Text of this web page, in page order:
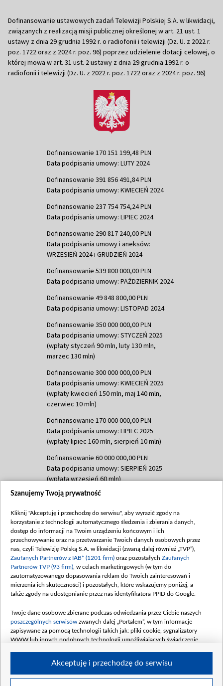
Dofinansowanie ustawowych zadań Telewizji Polskiej S.A. w likwidacji,
związanych z realizacją misji publicznej określonej w art. 21 ust. 1
ustawy z dnia 29 grudnia 1992 r. o radiofonii i telewizji (Dz. U. z 2022 r.
poz. 1722 oraz z 2024 r. poz. 96) poprzez udzielenie dotacji celowej, o
której mowa w art. 31 ust. 2 ustawy z dnia 29 grudnia 1992 r. o
radiofonii i telewizji (Dz. U. z 2022 r. poz. 1722 oraz z 2024 r. poz. 96)
Dofinansowanie 170 151 199,48 PLN
Data podpisania umowy: LUTY 2024
Dofinansowanie 391 856 491,84 PLN
Data podpisania umowy: KWIECIEŃ 2024
Dofinansowanie 237 754 754,24 PLN
Data podpisania umowy: LIPIEC 2024
Dofinansowanie 290 817 240,00 PLN
Data podpisania umowy i aneksów:
WRZESIEŃ 2024 i GRUDZIEŃ 2024
Dofinansowanie 539 800 000,00 PLN
Data podpisania umowy: PAŹDZIERNIK 2024
Dofinansowanie 49 848 800,00 PLN
Data podpisania umowy: LISTOPAD 2024
Dofinansowanie 350 000 000,00 PLN
Data podpisania umowy: STYCZEŃ 2025
(wpłaty styczeń 90 mln, luty 130 mln,
marzec 130 mln)
Dofinansowanie 300 000 000,00 PLN
Data podpisania umowy: KWIECIEŃ 2025
(wpłaty kwiecień 150 mln, maj 140 mln,
czerwiec 10 mln)
Dofinansowanie 170 000 000,00 PLN
Data podpisania umowy: LIPIEC 2025
(wpłaty lipiec 160 mln, sierpień 10 mln)
Dofinansowanie 60 000 000,00 PLN
Data podpisania umowy: SIERPIEŃ 2025
(wpłata wrzesień 60 mln)
Dofinansowanie 635 783 051,21 PLN
(wpłata wrzesień 100 mln, październik 350
mln, listopad 265 mln)
Dofinansowanie 48 862 000,00 PLN
Data podpisania umowy: GRUDZIEŃ 2025
(wpłata grudzień 60,548 mln)
Dofinansowanie 900 000 000,00 PLN
Data podpisania umowy: LUTY 2026 (wpłata
kwiecień 180 mln, 7 maja 180 mln, 8
czerwca 90 mln)
Dofinansowanie 250 000 000,00 PLN
4 sierpnia 250 mln
Szanujemy Twoją prywatność
Kliknij "Akceptuję i przechodzę do serwisu", aby wyrazić zgody na
korzystanie z technologii automatycznego śledzenia i zbierania danych,
dostęp do informacji na Twoim urządzeniu końcowym i ich
przechowywanie oraz na przetwarzanie Twoich danych osobowych przez
nas, czyli Telewizję Polską S.A. w likwidacji (zwaną dalej również „TVP”),
Zaufanych Partnerów z IAB* (1201 firm) oraz pozostałych Zaufanych
Partnerów TVP (93 firm) , w celach marketingowych (w tym do
zautomatyzowanego dopasowania reklam do Twoich zainteresowań i
mierzenia ich skuteczności) i pozostałych, które wskazujemy poniżej, a
także zgody na udostępnianie przez nas identyfikatora PPID do Google.
Twoje dane osobowe zbierane podczas odwiedzania przez Ciebie naszych
poszczególnych serwisów zwanych dalej „Portalem”, w tym informacje
zapisywane za pomocą technologii takich jak: pliki cookie, sygnalizatory
WWW lub innych podobnych technologii umożliwiających świadczenie
Akceptuję i przechodzę do serwisu